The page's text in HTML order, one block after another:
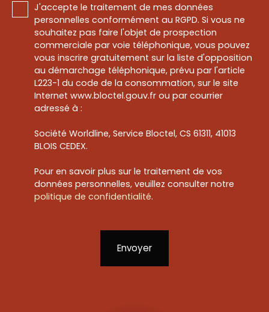
J'accepte le traitement de mes données
personnelles conformément au RGPD. Si vous ne
souhaitez pas faire l'objet de prospection
commerciale par voie téléphonique, vous pouvez
vous inscrire gratuitement sur la liste d'opposition
au démarchage téléphonique, prévu par l'article
L223-1 du code de la consommation, sur le site
Internet www.bloctel.gouv.fr ou par courrier
adressé à :
Société Worldline, Service Bloctel, CS 61311, 41013
BLOIS CEDEX.
Pour en savoir plus sur le traitement de vos
données personnelles, veuillez consulter notre
politique de confidentialité.
Envoyer